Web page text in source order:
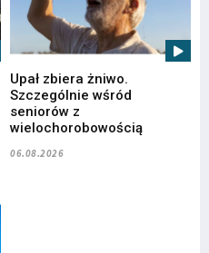
Upał zbiera żniwo.
Szczególnie wśród
seniorów z
wielochorobowością
06.08.2026